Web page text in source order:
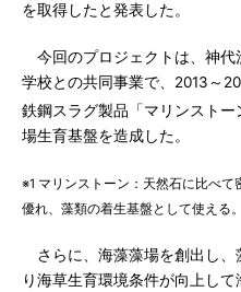
を取得したと発表した。
今回のプロジェクトは、神代
学校との共同事業で、2013～
鉄鋼スラグ製品「マリンストー
場生育基盤を造成した。
※1 マリンストーン：天然石に比べ
優れ、藻類の着生基盤として使える。
さらに、海藻藻場を創出し、
り海草生育環境条件が向上し